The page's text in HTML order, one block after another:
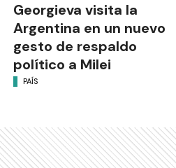
Georgieva visita la
Argentina en un nuevo
gesto de respaldo
político a Milei
PAÍS